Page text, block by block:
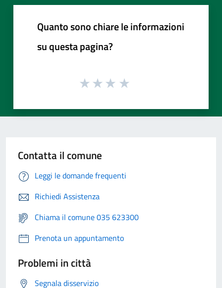
Quanto sono chiare le informazioni
su questa pagina?
Contatta il comune
Leggi le domande frequenti
Richiedi Assistenza
Chiama il comune 035 623300
Prenota un appuntamento
Problemi in città
Segnala disservizio